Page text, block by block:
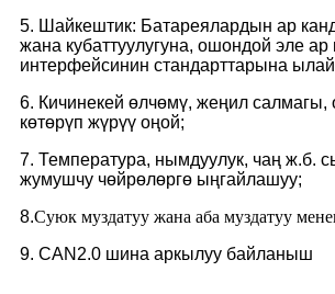
5. Шайкештик: Батареялардын ар
жана кубаттуулугуна, ошондой эле ар
интерфейсинин стандарттарына
6. Кичинекей өлчөмү, жеңил салмагы,
көтөрүп жүрүү оңой;
7. Температура, нымдуулук, чаң ж.б.
жумушчу чөйрөлөргө ыңгайлашуу;
8.Суюк муздатуу жана аба муздатуу
9. CAN2.0 шина аркылуу байланыш